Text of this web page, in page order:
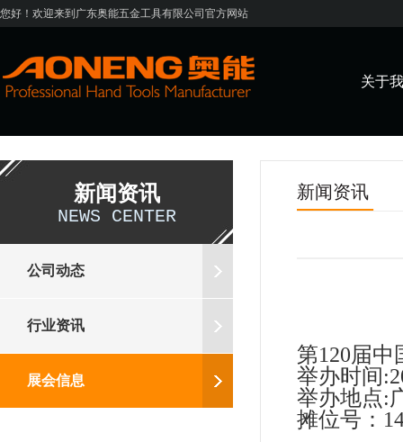
您好！欢迎来到广东奥能五金工具有限公司官方网站
关于
新闻资讯
NEWS CENTER
公司动态
行业资讯
展会信息
新闻资讯
第120届
举办时间
举办地点:
摊位号：